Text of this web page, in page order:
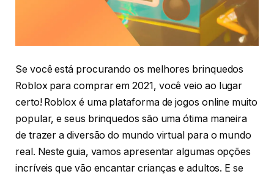
Se você está procurando os melhores brinquedos
Roblox para comprar em 2021, você veio ao lugar
certo! Roblox é uma plataforma de jogos online muito
popular, e seus brinquedos são uma ótima maneira
de trazer a diversão do mundo virtual para o mundo
real. Neste guia, vamos apresentar algumas opções
incríveis que vão encantar crianças e adultos. E se